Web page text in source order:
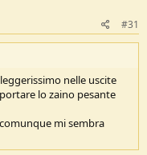
#31
nelle uscite
lo zaino pesante
mi sembra